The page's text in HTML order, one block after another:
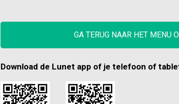
GA TERUG NAAR HET MENU
Download de Lunet app of je telefoon of